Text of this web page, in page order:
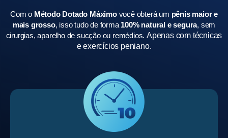
Com o Método Dotado Máximo você obterá um pênis maior e
mais grosso, isso tudo de forma 100% natural e segura, sem
cirurgias, aparelho de sucção ou remédios.Apenas com técnicas
e exercícios peniano.